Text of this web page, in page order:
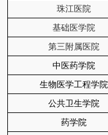
珠江医院
基础医学院
第三附属医院
中医药学院
生物医学工程学院
公共卫生学院
药学院